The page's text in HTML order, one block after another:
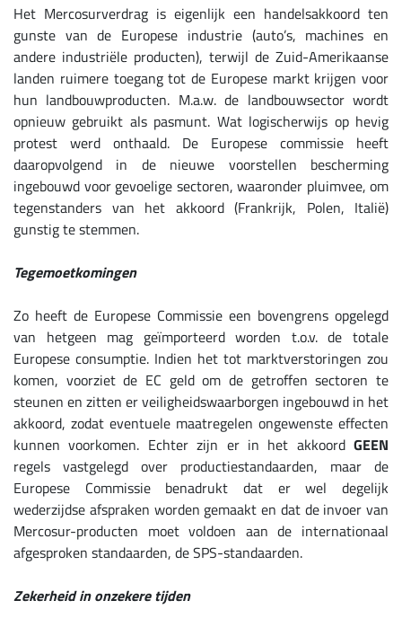
Het Mercosurverdrag is eigenlijk een handelsakkoord ten
gunste van de Europese industrie (auto’s, machines en
andere industriële producten), terwijl de Zuid-Amerikaanse
landen ruimere toegang tot de Europese markt krijgen voor
hun landbouwproducten. M.a.w. de landbouwsector wordt
opnieuw gebruikt als pasmunt. Wat logischerwijs op hevig
protest werd onthaald. De Europese commissie heeft
daaropvolgend in de nieuwe voorstellen bescherming
ingebouwd voor gevoelige sectoren, waaronder pluimvee, om
tegenstanders van het akkoord (Frankrijk, Polen, Italië)
gunstig te stemmen.
Tegemoetkomingen
Zo heeft de Europese Commissie een bovengrens opgelegd
van hetgeen mag geïmporteerd worden t.o.v. de totale
Europese consumptie. Indien het tot marktverstoringen zou
komen, voorziet de EC geld om de getroffen sectoren te
steunen en zitten er veiligheidswaarborgen ingebouwd in het
akkoord, zodat eventuele maatregelen ongewenste effecten
kunnen voorkomen. Echter zijn er in het akkoord GEEN
regels vastgelegd over productiestandaarden, maar de
Europese Commissie benadrukt dat er wel degelijk
wederzijdse afspraken worden gemaakt en dat de invoer van
Mercosur-producten moet voldoen aan de internationaal
afgesproken standaarden, de SPS-standaarden.
Zekerheid in onzekere tijden